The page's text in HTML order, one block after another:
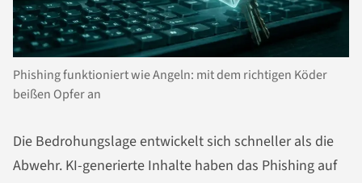
Phishing funktioniert wie Angeln: mit dem richtigen Köder
beißen Opfer an
Die Bedrohungslage entwickelt sich schneller als die
Abwehr. KI-generierte Inhalte haben das Phishing auf